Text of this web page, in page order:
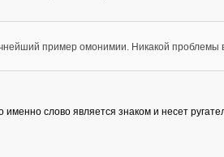
пример омонимии. Никакой проблемы
слово является знаком и несет